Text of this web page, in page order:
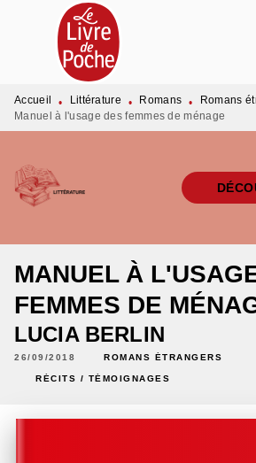
MENU RECHERCHE
PIED DE PAGE
Accueil • Littérature • Romans • Romans
Manuel à l'usage des femmes de ménage
MANUEL À
FEMMES DE
LUCIA BERLIN
26/09/2018 ROMANS ÉTRANGERS
RÉCITS / TÉMOIGNAGES